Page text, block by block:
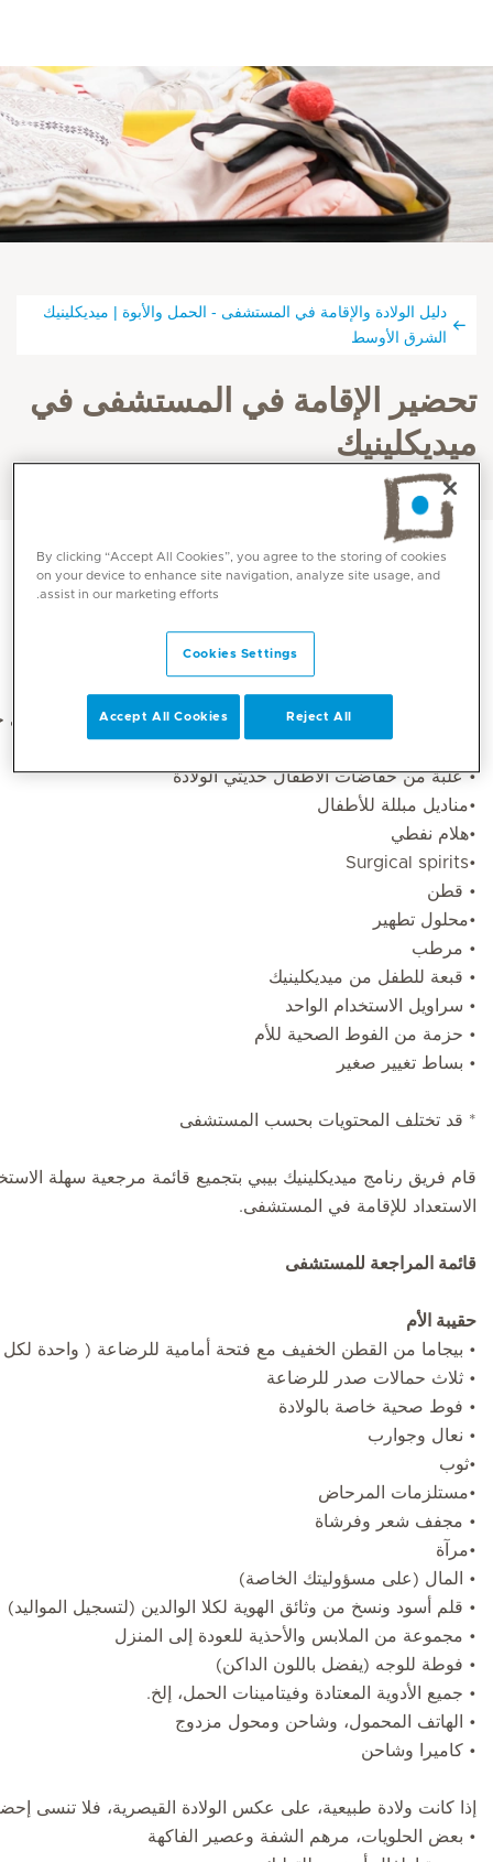
دليل الولادة والإقامة في المستشفى - الحمل والأبوة | ميديكلينيك
الشرق الأوسط
تحضير الإقامة في المستشفى في
ميديكلينيك
بما أن الأطفال لا يولدون في وقت محدد، من المهم الاستعداد
بحقيبة معبأة وجاهزة لتجنب التوتر في اللحظة الأخيرة. يمكن أن
ينصحكم فريق المستشفى بشأن ما تحتاجه المرأة لها ولطفلها.
وفي حال كنت جزءاً في برنامج ميديكلينيك بيبي، فستحصلين
• علبة من حفاضات الأطفال حديثي الولادة
•مناديل مبللة للأطفال
•هلام نفطي
•Surgical spirits
• قطن
•محلول تطهير
• مرطب
• قبعة للطفل من ميديكلينيك
• سراويل الاستخدام الواحد
• حزمة من الفوط الصحية للأم
• بساط تغيير صغير
* قد تختلف المحتويات بحسب المستشفى
قام فريق رنامج ميديكلينيك بيبي بتجميع قائمة مرجعية سهلة
الاستعداد للإقامة في المستشفى.
قائمة المراجعة للمستشفى
حقيبة الأم
• بيجاما من القطن الخفيف مع فتحة أمامية للرضاعة ( واحدة لكل
• ثلاث حمالات صدر للرضاعة
• فوط صحية خاصة بالولادة
• نعال وجوارب
•ثوب
•مستلزمات المرحاض
• مجفف شعر وفرشاة
•مرآة
• المال (على مسؤوليتك الخاصة)
• قلم أسود ونسخ من وثائق الهوية لكلا الوالدين (لتسجيل المواليد)
• مجموعة من الملابس والأحذية للعودة إلى المنزل
• فوطة للوجه (يفضل باللون الداكن)
• جميع الأدوية المعتادة وفيتامينات الحمل، إلخ.
• الهاتف المحمول، وشاحن ومحول مزدوج
• كاميرا وشاحن
إذا كانت ولادة طبيعية، على عكس الولادة القيصرية، فلا تنسى
• بعض الحلويات، مرهم الشفة وعصير الفاكهة
By clicking “Accept All Cookies”, you agree to the storing of cookies
on your device to enhance site navigation, analyze site usage, and
assist in our marketing efforts.
Cookies Settings
Reject All
Accept All Cookies